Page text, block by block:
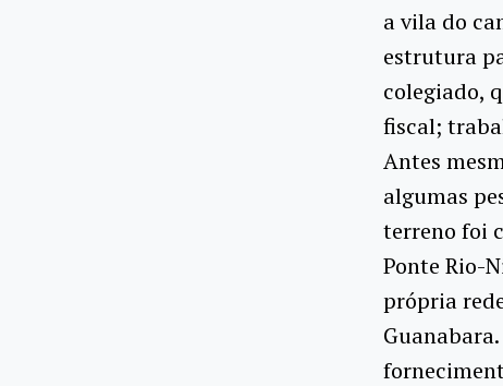
a vila do
estrutura
colegiado,
fiscal;
Antes
algumas
terreno foi
Ponte Rio-
própria